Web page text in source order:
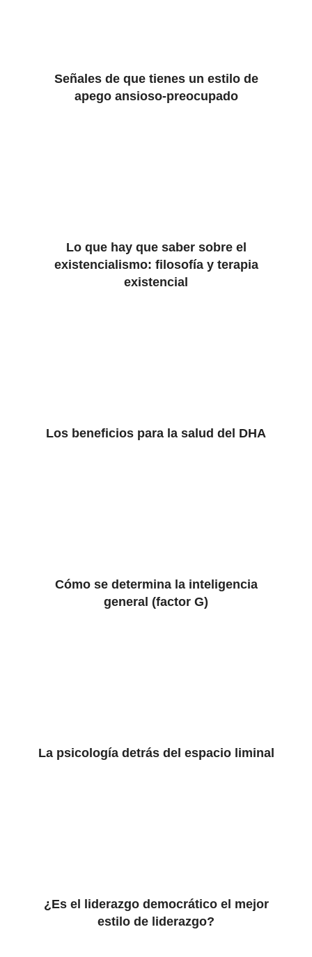
Señales de que tienes un estilo de
apego ansioso-preocupado
Lo que hay que saber sobre el
existencialismo: filosofía y terapia
existencial
Los beneficios para la salud del DHA
Cómo se determina la inteligencia
general (factor G)
La psicología detrás del espacio liminal
¿Es el liderazgo democrático el mejor
estilo de liderazgo?